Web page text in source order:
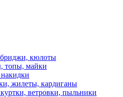
кюлоты
топы, майки
жилеты, кардиганы
ветровки, пыльники